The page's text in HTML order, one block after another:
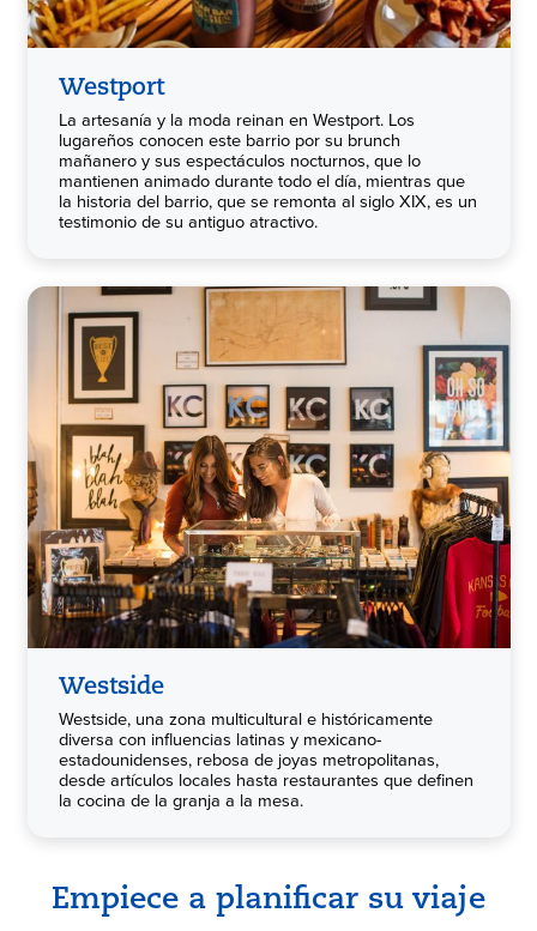
Westport
La artesanía y la moda reinan en Westport. Los
lugareños conocen este barrio por su brunch
mañanero y sus espectáculos nocturnos, que lo
mantienen animado durante todo el día, mientras que
la historia del barrio, que se remonta al siglo XIX, es un
testimonio de su antiguo atractivo.
Westside
Westside, una zona multicultural e históricamente
diversa con influencias latinas y mexicano-
estadounidenses, rebosa de joyas metropolitanas,
desde artículos locales hasta restaurantes que definen
la cocina de la granja a la mesa.
Empiece a planificar su viaje